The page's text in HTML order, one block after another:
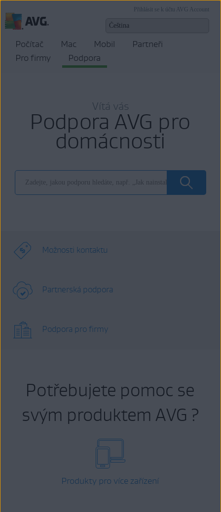
Přihlásit se k účtu AVG Account
Počítač Mac Mobil
Partneři
Pro firmy
Podpora
Vítá vás
Podpora AVG pro
domácnosti
Možnosti kontaktu
Partnerská podpora
Podpora pro firmy
Potřebujete pomoc se
svým produktem AVG ?
Produkty pro více zařízení